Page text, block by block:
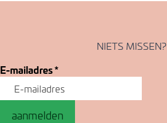
NIETS MISSEN?
E-mailadres*
aanmelden